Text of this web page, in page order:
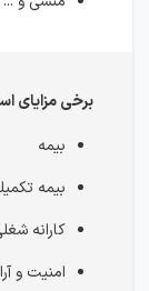
برخی مزایای
بیمه
بیمه
کارانه
امنیت و